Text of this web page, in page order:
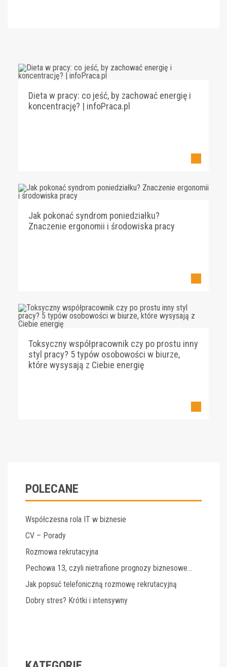
Dieta w pracy: co jeść, by zachować energię i
koncentrację? | infoPraca.pl
Jak pokonać syndrom poniedziałku?
Znaczenie ergonomii i środowiska pracy
Toksyczny współpracownik czy po prostu inny
styl pracy? 5 typów osobowości w biurze,
które wysysają z Ciebie energię
POLECANE
Współczesna rola IT w biznesie
CV – Porady
Rozmowa rekrutacyjna
Pechowa 13, czyli nietrafione prognozy biznesowe…
Jak popsuć telefoniczną rozmowę rekrutacyjną
Dobry stres? Krótki i intensywny